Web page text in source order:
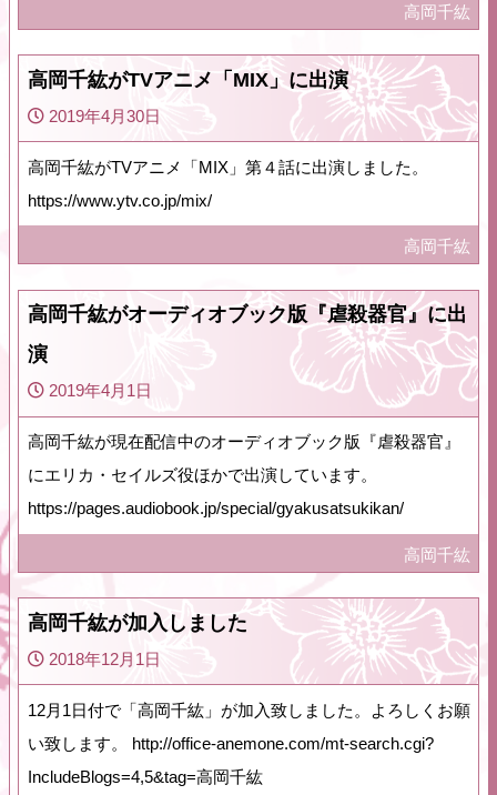
高岡千紘
高岡千紘がTVアニメ「MIX」に出演
2019年4月30日
高岡千紘がTVアニメ「MIX」第４話に出演しました。
https://www.ytv.co.jp/mix/
高岡千紘
高岡千紘がオーディオブック版『虐殺器官』に出
演
2019年4月1日
高岡千紘が現在配信中のオーディオブック版『虐殺器官』
にエリカ・セイルズ役ほかで出演しています。
https://pages.audiobook.jp/special/gyakusatsukikan/
高岡千紘
高岡千紘が加入しました
2018年12月1日
12月1日付で「高岡千紘」が加入致しました。よろしくお願
い致します。 http://office-anemone.com/mt-search.cgi?
IncludeBlogs=4,5&tag=高岡千紘